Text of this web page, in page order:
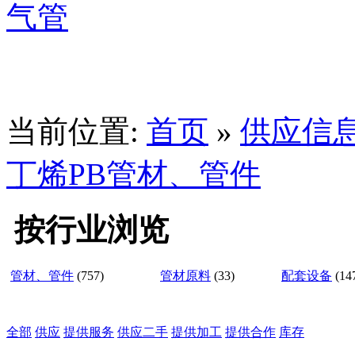
气管
当前位置: 首页 » 供应信
丁烯PB管材、管件
按行业浏览
管材、管件 (757) 管材原料 (33) 配套设备
全部 供应 提供服务 供应二手 提供加工 提供合作 库存